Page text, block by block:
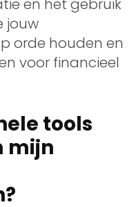
en het gebruik
jouw
orde houden en
voor financieel
tools
mijn